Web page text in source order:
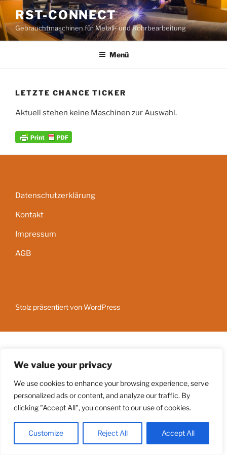
We value your privacy
We use cookies to enhance your browsing experience, serve
personalized ads or content, and analyze our traffic. By
clicking "Accept All", you consent to our use of cookies.
Customize Reject All Accept All
Zum
Inhalt
springen
RST-CONNECT
Gebrauchtmaschinen für Metall- und Rohrbearbeitung
Menü
LETZTE CHANCE TICKER
Aktuell stehen keine Maschinen zur Auswahl.
Datenschutzerklärung
Kontakt
Impressum
AGB
Stolz präsentiert von WordPress